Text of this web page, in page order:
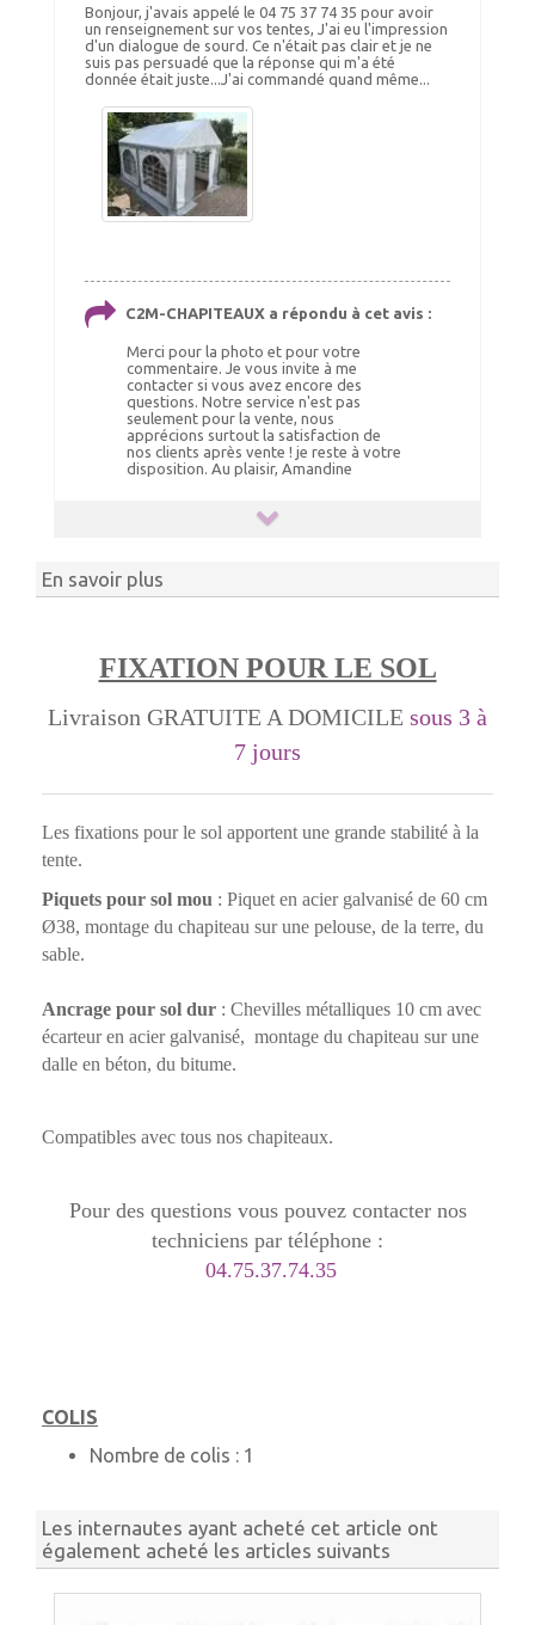
Bonjour, j'avais appelé le 04 75 37 74 35 pour avoir
un renseignement sur vos tentes, J'ai eu l'impression
d'un dialogue de sourd. Ce n'était pas clair et je ne
suis pas persuadé que la réponse qui m'a été
donnée était juste...J'ai commandé quand même...
C2M-CHAPITEAUX a répondu à cet avis :
Merci pour la photo et pour votre
commentaire. Je vous invite à me
contacter si vous avez encore des
questions. Notre service n'est pas
seulement pour la vente, nous
apprécions surtout la satisfaction de
nos clients après vente ! je reste à votre
disposition. Au plaisir, Amandine
En savoir plus
FIXATION POUR LE SOL
Livraison GRATUITE A DOMICILE sous 3 à
7 jours
Les fixations pour le sol apportent une grande stabilité à la
tente.
Piquets pour sol mou : Piquet en acier galvanisé de 60 cm
Ø38, montage du chapiteau sur une pelouse, de la terre, du
sable.
Ancrage pour sol dur : Chevilles métalliques 10 cm avec
écarteur en acier galvanisé, montage du chapiteau sur une
dalle en béton, du bitume.
Compatibles avec tous nos chapiteaux.
Pour des questions vous pouvez contacter nos
techniciens par téléphone :
04.75.37.74.35
COLIS
Nombre de colis : 1
Les internautes ayant acheté cet article ont
également acheté les articles suivants